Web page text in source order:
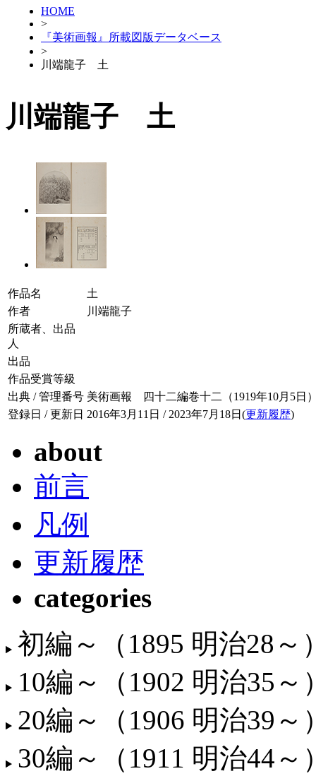
HOME
>
『美術画報』所載図版データベース
>
川端龍子 土
川端龍子 土
作品名
土
作者
川端龍子
所蔵者、出品
人
出品
作品受賞等級
出典 / 管理番号 美術画報 四十二編巻十二（1919年10月5日）
登録日 / 更新日 2016年3月11日 / 2023年7月18日(更新履歴)
about
前言
凡例
更新履歴
categories
初編～（1895 明治28～
10編～（1902 明治35～
20編～（1906 明治39～
30編～（1911 明治44～